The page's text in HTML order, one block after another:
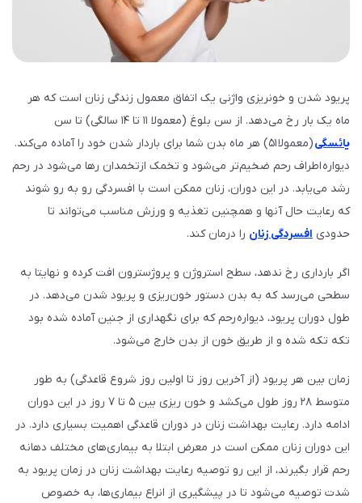
پریود شدن و خونریزی واژنی یک اتفاق معمول زندگی زنان است که هر
ماه یک بار رخ می­‌دهد. از سن بلوغ (معمولا ۱۱ تا ۱۴ سالگی) تا سن
یائسگی
(معمولا ۵۱) هر ماه بدن شما برای باردار شدن خود را آماده می­‌کند.
دیواره­ اطراف رحم ضخیم‌­تر می­‌شود و تخمک ازتخمدان رها می‌­شود در رحم
رشد می‌­یابد. در این دوران، زنان ممکن است با افسردگی رو به رو شوند
که رعایت حال آنها و همچنین تغذیه و ورزش مناسب می‌تواند تا
حدودی افسردگی زنان را درمان کند.
اگر بارداری رخ ندهد، سطح استروژن و پروژسترون افت کرده و نهایتا به
سطحی می‌­رسد که به بدن دستور خون‌ریزی و پریود شدن می‌­دهد. در
طول دوران پریود، دیواره­ رحم که برای نگهداری از جنین آماده شده بود
تکه تکه شده و از طریق خون از بدن خارج می­‌شود.
زمان بین هر پریود (از آخرین روز تا اولین روز شروع قاعدگی) به طور
متوسط ۲۸ روز طول می­‌کشد و خون ریزی بین ۵ تا ۷ روز در این دوران
ادامه دارد. رعایت بهداشت زنان در دوران قاعدگی اهمیت بسیاری دارد. در
این دوران زنان ممکن است در معرض ابتلا به بیماری‌های مختلف دهانه
رحم قرار بگیرند، از این رو توصیه رعایت بهداشت زنان در زمان پریود به
شدت توصیه می‌شود تا در پیشگیری از انراع بیماری‌ها، به خصوص